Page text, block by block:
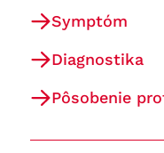
Symptóm
Diagnostika
Pôsobenie